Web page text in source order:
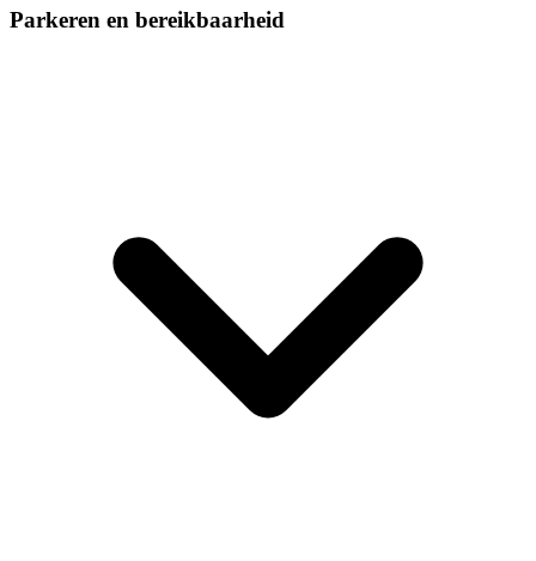
Parkeren en bereikbaarheid